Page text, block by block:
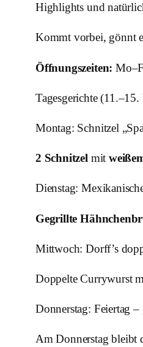
Highlights und
Kommt vorbei, gönnt
Öffnungszeiten:
Tagesgerichte
Montag: Schnitzel
2 Schnitzel mit
Dienstag:
Gegrillte
Mittwoch: Dorff’s
Doppelte Currywurst
Donnerstag: Feiertag –
Am Donnerstag bleibt